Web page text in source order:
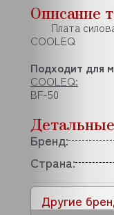
Другие
Описание
Плата
COOLEQ
Подходит для
COOLEQ:
BF-50
Бренд:
Страна: